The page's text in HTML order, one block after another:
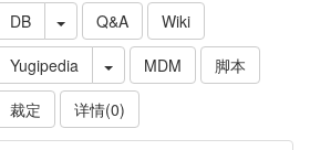
DB Q&A
Wiki
Yugipedia
MDM
脚本
裁定
详情(0)